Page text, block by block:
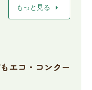
もっと見る arrow_right
エコ・コンクー